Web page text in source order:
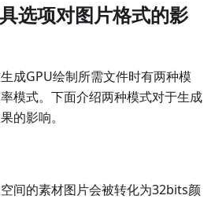
选项对图片格式的影
成GPU绘制所需文件时有两种模
模式。下面介绍两种模式对于生成
的影响。
间的素材图片会被转化为32bits颜